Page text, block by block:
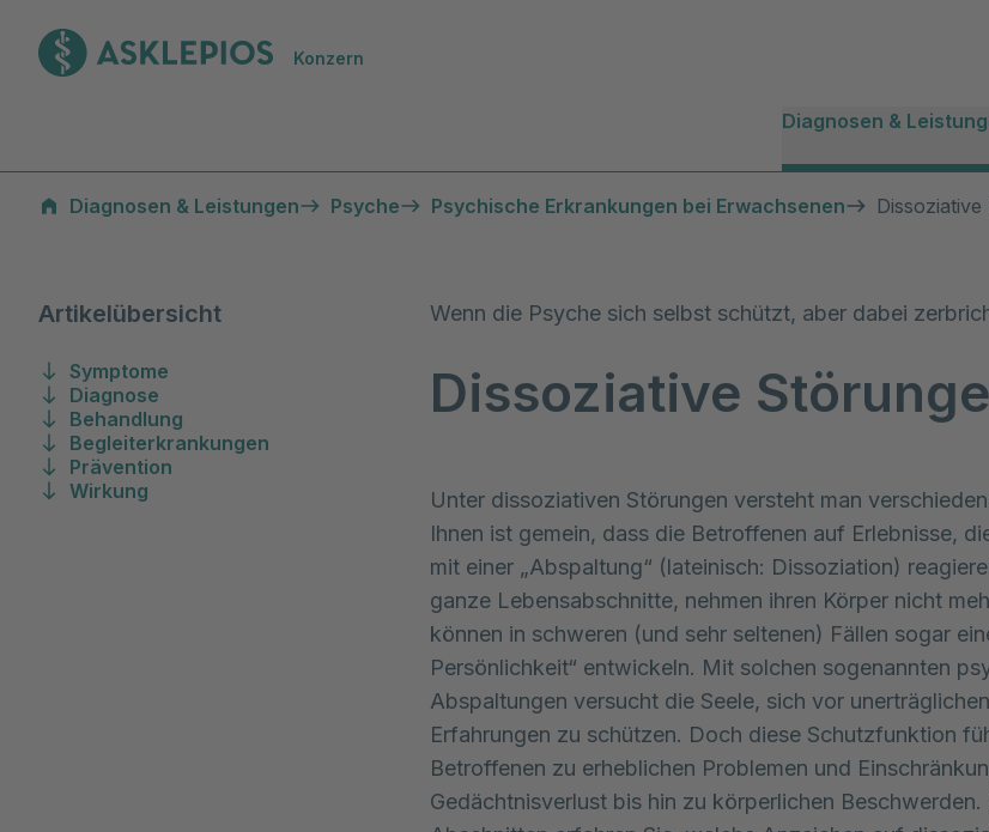
Konzern
Diagnosen &
Diagnosen & Leistungen
Psyche Psychische Erkrankungen bei Erwachsenen
Wenn die Psyche sich selbst schützt, aber dabei
Dissoziative
Artikelübersicht
Symptome
Diagnose
Behandlung
Begleiterkrankungen
Prävention
Wirkung
Unter dissoziativen Störungen versteht man
Ihnen ist gemein, dass die Betroffenen auf Erlebnisse,
mit einer „Abspaltung“ (lateinisch: Dissoziation)
ganze Lebensabschnitte, nehmen ihren Körper nicht
können in schweren (und sehr seltenen) Fällen sogar
Persönlichkeit“ entwickeln. Mit solchen sogenannten
Abspaltungen versucht die Seele, sich vor
Erfahrungen zu schützen. Doch diese Schutzfunktion
Betroffenen zu erheblichen Problemen und
Gedächtnisverlust bis hin zu körperlichen